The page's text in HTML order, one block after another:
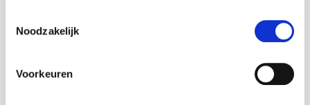
Noodzakelijk
Voorkeuren
Diameter: 10 cm
Losse tak
ORCHIDEE